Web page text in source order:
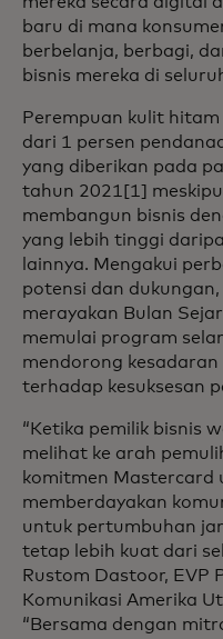
baru di mana
berbelanja, berbagi,
bisnis mereka di
Perempuan kulit
dari 1 persen
yang diberikan pada
tahun 2021[1]
membangun bisnis
yang lebih tinggi
lainnya. Mengakui
potensi dan
merayakan Bulan
memulai program
mendorong
terhadap kesuksesan
“Ketika pemilik bisnis
melihat ke arah
komitmen Mastercard
memberdayakan
untuk pertumbuhan
tetap lebih kuat dari
Rustom Dastoor, EVP
Komunikasi Amerika
“Bersama dengan